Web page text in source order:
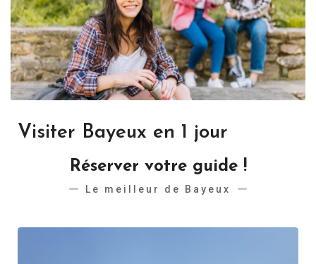
Visiter Bayeux en 1 jour
Réserver votre guide !
Le meilleur de Bayeux